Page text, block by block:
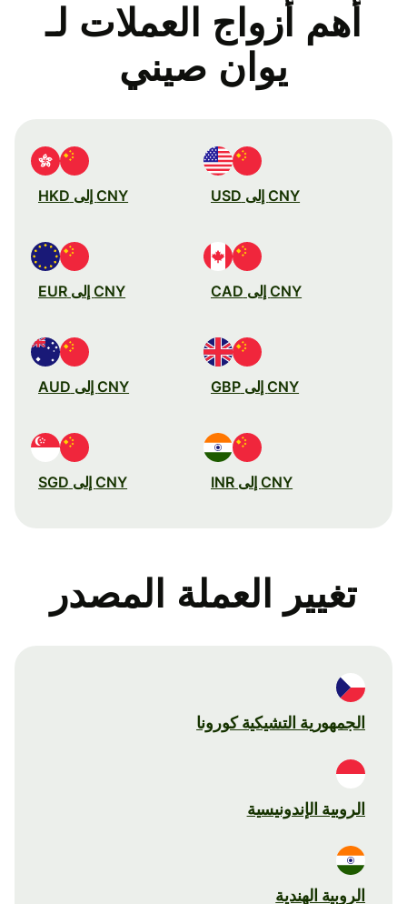
أهم أزواج العملات لـ
يوان صيني
CNY إلى USD CNY إلى HKD
CNY إلى CAD CNY إلى EUR
CNY إلى GBP CNY إلى AUD
CNY إلى INR CNY إلى SGD
تغيير العملة المصدر
الجمهورية التشيكية كورونا
الروبية الإندونيسية
الروبية الهندية